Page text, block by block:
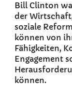
Bill Clinton
der
soziale
können von
Fähigkeiten,
Engagement
können.